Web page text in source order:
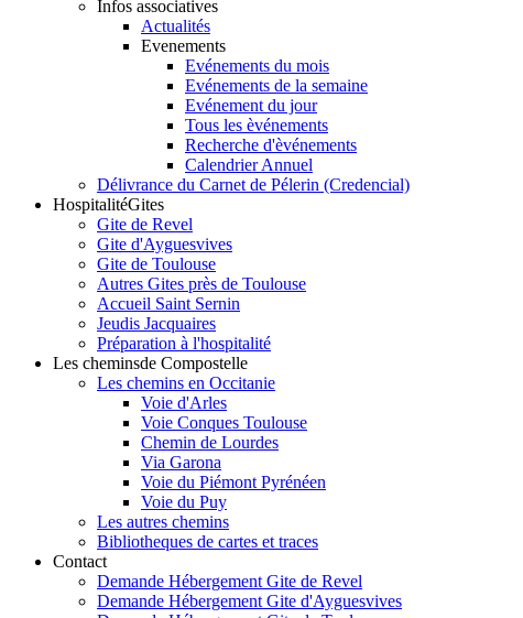
Infos associatives
Actualités
Evenements
Evénements du mois
Evénements de la semaine
Evénement du jour
Tous les èvénements
Recherche d'èvénements
Calendrier Annuel
Délivrance du Carnet de Pélerin (Credencial)
HospitalitéGites
Gite de Revel
Gite d'Ayguesvives
Gite de Toulouse
Autres Gites près de Toulouse
Accueil Saint Sernin
Jeudis Jacquaires
Préparation à l'hospitalité
Les cheminsde Compostelle
Les chemins en Occitanie
Voie d'Arles
Voie Conques Toulouse
Chemin de Lourdes
Via Garona
Voie du Piémont Pyrénéen
Voie du Puy
Les autres chemins
Bibliotheques de cartes et traces
Contact
Demande Hébergement Gite de Revel
Demande Hébergement Gite d'Ayguesvives